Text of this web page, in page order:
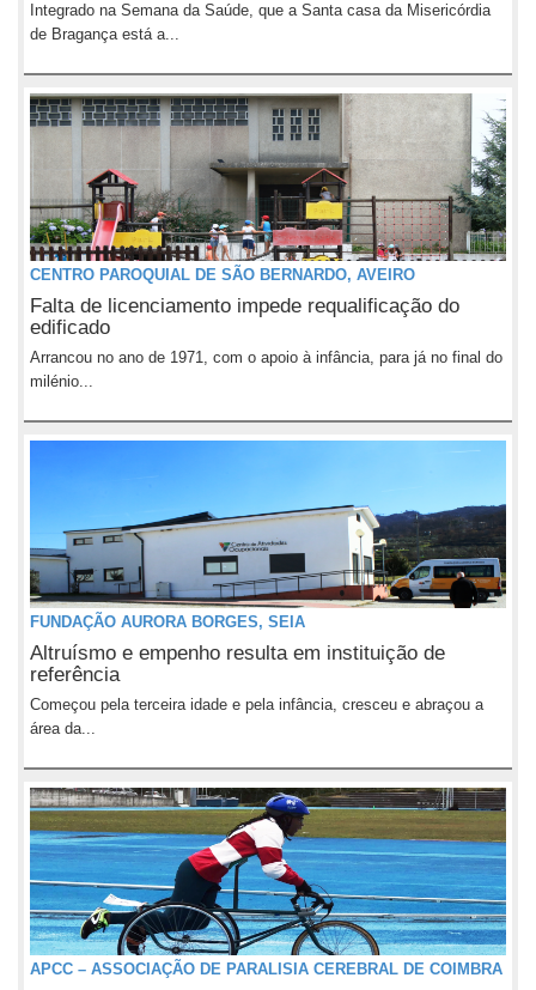
Integrado na Semana da Saúde, que a Santa casa da Misericórdia
de Bragança está a...
CENTRO PAROQUIAL DE SÃO BERNARDO, AVEIRO
Falta de licenciamento impede requalificação do
edificado
Arrancou no ano de 1971, com o apoio à infância, para já no final do
milénio...
FUNDAÇÃO AURORA BORGES, SEIA
Altruísmo e empenho resulta em instituição de
referência
Começou pela terceira idade e pela infância, cresceu e abraçou a
área da...
APCC – ASSOCIAÇÃO DE PARALISIA CEREBRAL DE COIMBRA